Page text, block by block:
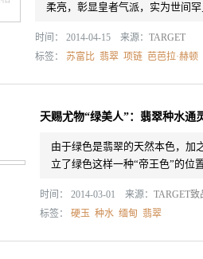
柔亮，彰显皇者气派，实为世间
时间： 2014-04-15 来源： TARGET
标签： 苏富比 翡翠 项链 芭芭拉·赫顿
天赐尤物“绿美人”：翡翠种水通
由于绿色是翡翠的天然本色，加
立了绿色这样一种“帝王色”的位
时间： 2014-03-01 来源： TARGET致
标签： 硬玉 种水 缅甸 翡翠